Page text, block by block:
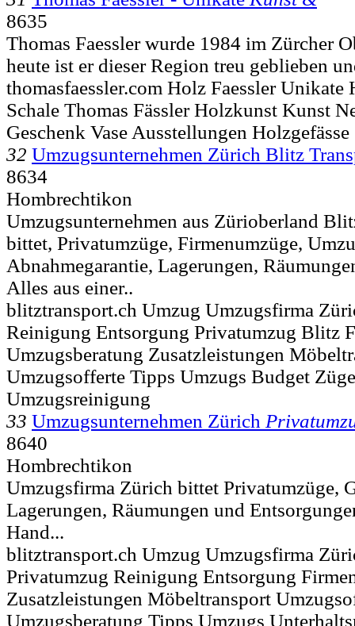
8635
Thomas Faessler wurde 1984 im Zürcher
heute ist er dieser Region treu geblieben
thomasfaessler.com Holz Faessler Unikate
Schale Thomas Fässler Holzkunst Kunst
Geschenk Vase Ausstellungen Holzgefässe
32 Umzugsunternehmen Zürich Blitz
8634
Hombrechtikon
Umzugsunternehmen aus Zürioberland
bittet, Privatumzüge, Firmenumzüge,
Abnahmegarantie, Lagerungen,
Alles aus einer..
blitztransport.ch Umzug Umzugsfirma
Reinigung Entsorgung Privatumzug Blitz
Umzugsberatung Zusatzleistungen
Umzugsofferte Tipps Umzugs Budget
Umzugsreinigung
33 Umzugsunternehmen Zürich
8640
Hombrechtikon
Umzugsfirma Zürich bittet Privatumzüge,
Lagerungen, Räumungen und
Hand...
blitztransport.ch Umzug Umzugsfirma
Privatumzug Reinigung Entsorgung
Zusatzleistungen Möbeltransport
Umzugsberatung Tipps Umzugs